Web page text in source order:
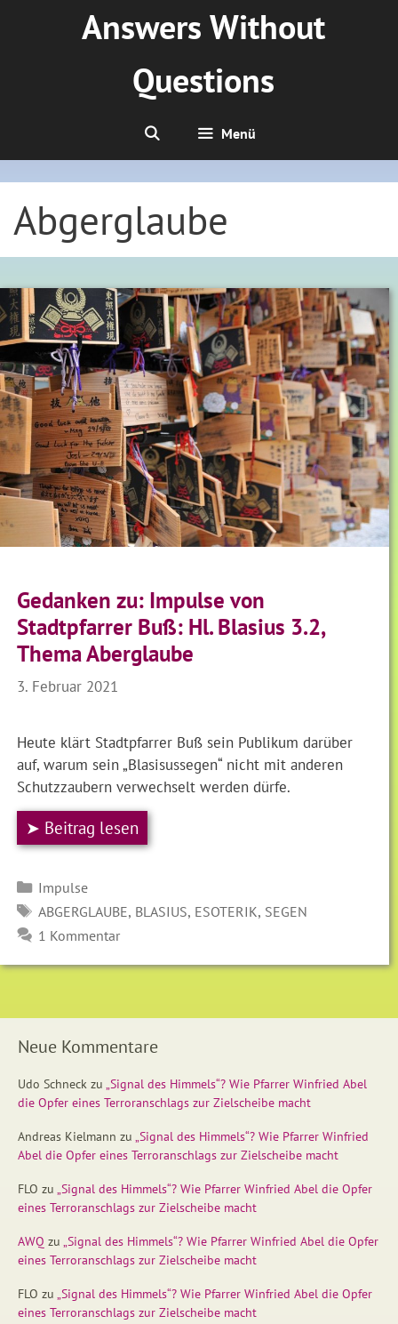
Answers Without
Questions
Menü
Abgerglaube
Gedanken zu: Impulse von
Stadtpfarrer Buß: Hl. Blasius 3.2,
Thema Aberglaube
3. Februar 2021
Heute klärt Stadtpfarrer Buß sein Publikum darüber
auf, warum sein „Blasisussegen“ nicht mit anderen
Schutzzaubern verwechselt werden dürfe.
➤ Beitrag lesen
Kategorien
Impulse
SCHLAGWÖRTER
ABGERGLAUBE, BLASIUS, ESOTERIK, SEGEN
1 Kommentar
Neue Kommentare
Udo Schneck zu „Signal des Himmels“? Wie Pfarrer Winfried Abel
die Opfer eines Terroranschlags zur Zielscheibe macht
Andreas Kielmann zu „Signal des Himmels“? Wie Pfarrer Winfried
Abel die Opfer eines Terroranschlags zur Zielscheibe macht
FLO zu „Signal des Himmels“? Wie Pfarrer Winfried Abel die Opfer
eines Terroranschlags zur Zielscheibe macht
AWQ zu „Signal des Himmels“? Wie Pfarrer Winfried Abel die Opfer
eines Terroranschlags zur Zielscheibe macht
FLO zu „Signal des Himmels“? Wie Pfarrer Winfried Abel die Opfer
eines Terroranschlags zur Zielscheibe macht